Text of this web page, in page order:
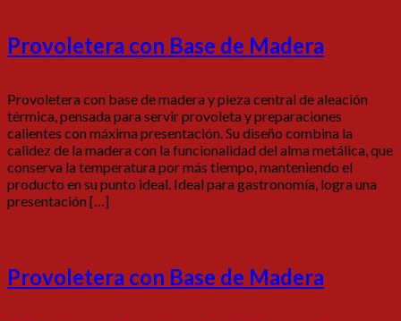
Provoletera con Base de Madera
Provoletera con base de madera y pieza central de aleación
térmica, pensada para servir provoleta y preparaciones
calientes con máxima presentación. Su diseño combina la
calidez de la madera con la funcionalidad del alma metálica, que
conserva la temperatura por más tiempo, manteniendo el
producto en su punto ideal. Ideal para gastronomía, logra una
presentación […]
Provoletera con Base de Madera